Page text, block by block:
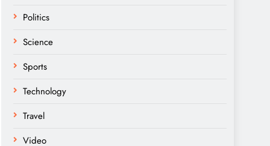
Politics
Science
Sports
Technology
Travel
Video